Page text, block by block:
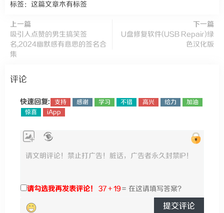
标签：这篇文章木有标签
上一篇
吸引人点赞的男生搞笑签
名,2024幽默感有意思的签名合
集
下一篇
U盘修复软件(USB Repair)绿
色汉化版
评论
快速回复: 支持 感谢 学习 不错 高兴 给力
加油
惊喜
iApp
请勾选我再发表评论！ 37 + 19=
提交评论